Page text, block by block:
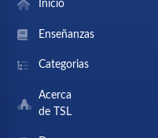
Inicio
Enseñanzas
Categorias
Acerca
de TSL